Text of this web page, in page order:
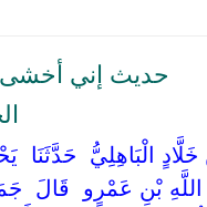
حديث إني أخشى
خَلَّادٍ الْبَاهِلِيُّ
بْنِ عَمْرٍو ‏ ‏قَالَ